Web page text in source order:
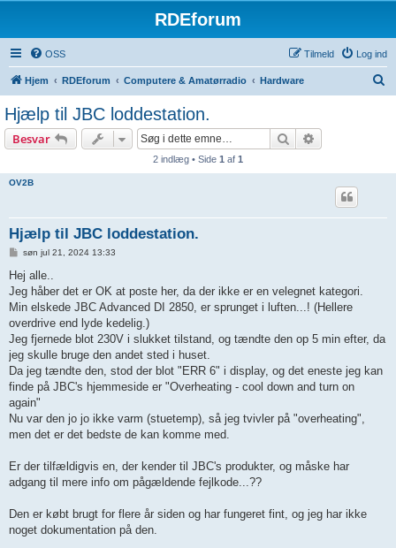
RDEforum
OSS Log ind
Tilmeld
Hjem RDEforum Computere & Amatørradio Hardware
Hjælp til JBC loddestation.
Besvar Søg
2 indlæg • Side 1 af 1
OV2B
Hjælp til JBC loddestation.
d
æ
g
søn jul 21, 2024 13:33
Hej alle..
Jeg håber det er OK at poste her, da der ikke er en velegnet kategori.
Min elskede JBC Advanced DI 2850, er sprunget i luften...! (Hellere
overdrive end lyde kedelig.)
Jeg fjernede blot 230V i slukket tilstand, og tændte den op 5 min efter, da
jeg skulle bruge den andet sted i huset.
Da jeg tændte den, stod der blot "ERR 6" i display, og det eneste jeg kan
finde på JBC's hjemmeside er "Overheating - cool down and turn on
again"
Nu var den jo jo ikke varm (stuetemp), så jeg tvivler på "overheating",
men det er det bedste de kan komme med.
Er der tilfældigvis en, der kender til JBC's produkter, og måske har
adgang til mere info om pågældende fejlkode...??
Den er købt brugt for flere år siden og har fungeret fint, og jeg har ikke
noget dokumentation på den.